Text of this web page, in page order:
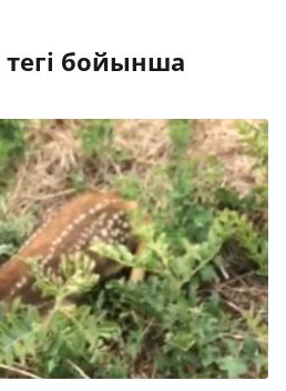
тегі бойынша